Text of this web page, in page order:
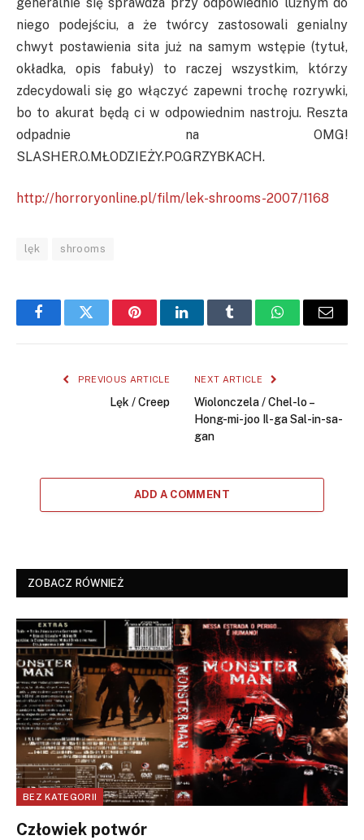
niego podejściu, a że twórcy zastosowali genialny
chwyt postawienia sita już na samym wstępie (tytuł,
okładka, opis fabuły) to raczej wszystkim, którzy
zdecydowali się go włączyć zapewni trochę rozrywki,
bo to akurat będą ci w odpowiednim nastroju. Reszta
odpadnie na OMG!
SLASHER.O.MŁODZIEŻY.PO.GRZYBKACH.
http://horroryonline.pl/film/lek-shrooms-2007/1168
lęk shrooms
FacebookTwitter PinterestLinkedInTumblr WhatsAppEmail
PREVIOUS ARTICLE
Lęk / Creep
NEXT ARTICLE
Wiolonczela / Chel-lo –
Hong-mi-joo Il-ga Sal-in-sa-
gan
ADD A COMMENT
ZOBACZ RÓWNIEŻ
BEZ KATEGORII
Człowiek potwór